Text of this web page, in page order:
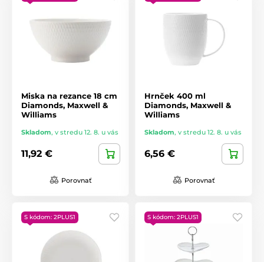
Miska na rezance 18 cm
Diamonds, Maxwell &
Williams
Skladom, v stredu 12. 8. u vás
11,92 €
Porovnať
Hrnček 400 ml
Diamonds, Maxwell &
Williams
Skladom, v stredu 12. 8. u vás
6,56 €
Porovnať
S kódom: 2PLUS1 S kódom: 2PLUS1